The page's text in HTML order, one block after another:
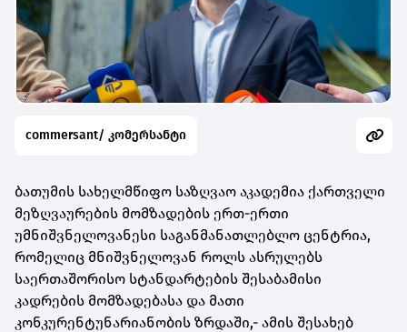
commersant/ კომერსანტი
ბათუმის სახელმწიფო საზღვაო აკადემია ქართველი
მეზღვაურების მომზადების ერთ-ერთი
უმნიშვნელოვანესი საგანმანათლებლო ცენტრია,
რომელიც მნიშვნელოვან როლს ასრულებს
საერთაშორისო სტანდარტების შესაბამისი
კადრების მომზადებასა და მათი
კონკურენტუნარიანობის ზრდაში,- ამის შესახებ